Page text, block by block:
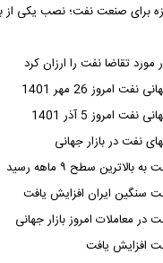
برای صنعت نفت؛ نصب یکی
مورد تقاضا نفت را ارزان کرد
امروز 26 مهر 1401
امروز 5 آذر 1401
نفت در بازار جهانی
سطح ۹ ماهه رسید
سنگین ایران افزایش یافت
در معاملات امروز بازار جهانی
افزایش یافت